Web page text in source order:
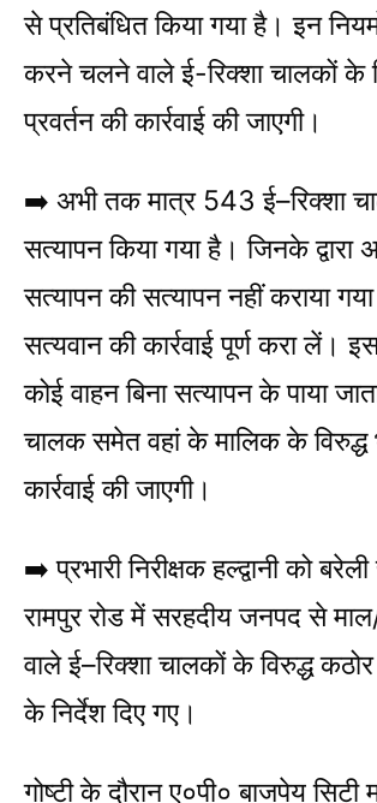
से प्रतिबंधित किया गया है। इन
करने चलने वाले ई-रिक्शा चालकों के
प्रवर्तन की कार्रवाई की जाएगी।
➡️ अभी तक मात्र 543 ई–रिक्शा
सत्यापन किया गया है। जिनके द्वारा
सत्यापन की सत्यापन नहीं कराया
सत्यवान की कार्रवाई पूर्ण करा लें।
कोई वाहन बिना सत्यापन के पाया
चालक समेत वहां के मालिक के विरुद्ध
कार्रवाई की जाएगी।
➡️ प्रभारी निरीक्षक हल्द्वानी को
रामपुर रोड में सरहदीय जनपद से
वाले ई–रिक्शा चालकों के विरुद्ध
के निर्देश दिए गए।
गोष्टी के दौरान ए०पी० बाजपेय सिटी